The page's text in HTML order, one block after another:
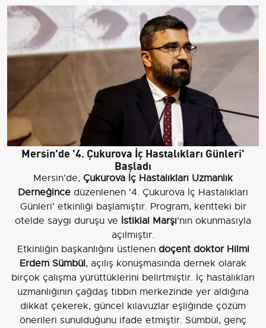
Mersin'de '4. Çukurova İç Hastalıkları Günleri'
Başladı
Mersin'de, Çukurova İç Hastalıkları Uzmanlık
Derneğince düzenlenen '4. Çukurova İç Hastalıkları
Günleri' etkinliği başlamıştır. Program, kentteki bir
otelde saygı duruşu ve İstiklal Marşı'nın okunmasıyla
açılmıştır.
Etkinliğin başkanlığını üstlenen doçent doktor Hilmi
Erdem Sümbül, açılış konuşmasında dernek olarak
birçok çalışma yürüttüklerini belirtmiştir. İç hastalıkları
uzmanlığının çağdaş tıbbın merkezinde yer aldığına
dikkat çekerek, güncel kılavuzlar eşliğinde çözüm
önerileri sunulduğunu ifade etmiştir. Sümbül, genç